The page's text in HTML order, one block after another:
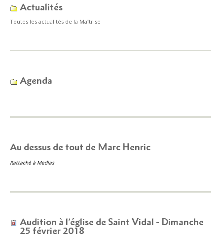
Actualités
Toutes les actualités de la Maîtrise
Agenda
Au dessus de tout de Marc Henric
Rattaché à Medias
Audition à l’église de Saint Vidal - Dimanche
25 février 2018